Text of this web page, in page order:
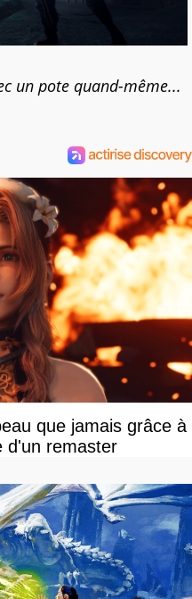
un pote quand-même...
que jamais grâce à
d'un remaster